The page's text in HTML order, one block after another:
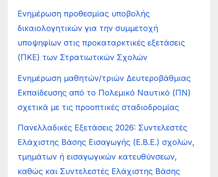
Ενημέρωση προθεσμίας υποβολής
δικαιολογητικών για την συμμετοχή
υποψηφίων στις προκαταρκτικές εξετάσεις
(ΠΚΕ) των Στρατιωτικών Σχολών
Ενημέρωση μαθητών/τριών Δευτεροβάθμιας
Εκπαίδευσης από το Πολεμικό Ναυτικό (ΠΝ)
σχετικά με τις προοπτικές σταδιοδρομίας
Πανελλαδικές Εξετάσεις 2026: Συντελεστές
Ελάχιστης Βάσης Εισαγωγής (Ε.Β.Ε.) σχολών,
τμημάτων ή εισαγωγικών κατευθύνσεων,
καθώς και Συντελεστές Ελάχιστης Βάσης